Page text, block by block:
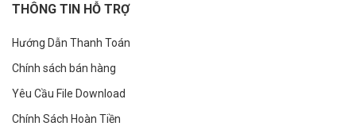
THÔNG TIN HỖ TRỢ
Hướng Dẫn Thanh Toán
Chính sách bán hàng
Yêu Cầu File Download
Chính Sách Hoàn Tiền